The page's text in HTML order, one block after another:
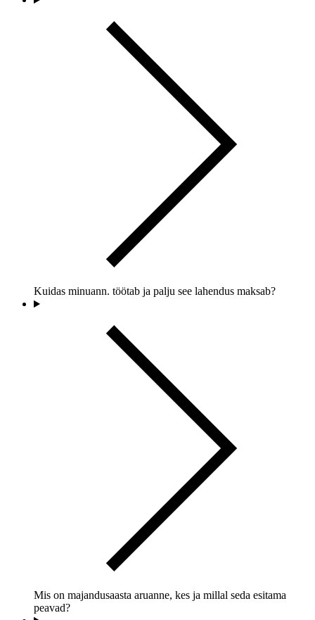
Kuidas minuann. töötab ja palju see lahendus maksab?
Mis on majandusaasta aruanne, kes ja millal seda esitama
peavad?